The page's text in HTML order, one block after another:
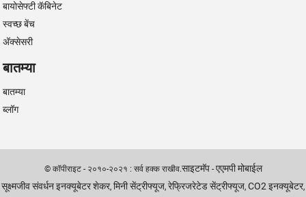
बायोसेफ्टी कॅबिनेट
स्वच्छ बेंच
अ‍ॅक्सेसरी
बातम्या
बातम्या
ब्लॉग
© कॉपीराइट - २०१०-२०२१ : सर्व हक्क राखीव.साइटमॅप- एएमपी मोबाईल
सूक्ष्मजीव संवर्धन इनक्यूबेटर शेकर, मिनी सेंट्रीफ्यूज, रेफ्रिजरेटेड सेंट्रीफ्यूज, CO2 इनक्यूबेटर,